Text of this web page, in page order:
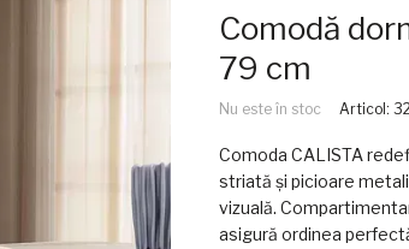
Comodă
79 cm
Nu este în stoc Articol:
Comoda CALISTA
striată și picioare
vizuală.
asigură ordinea